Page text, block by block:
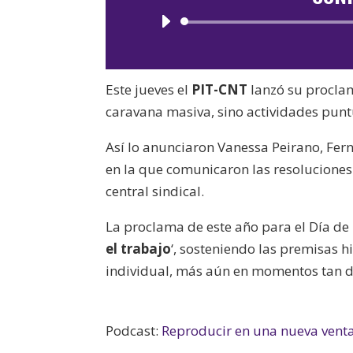
Este jueves el PIT-CNT lanzó su
caravana masiva, sino actividades
Así lo anunciaron Vanessa Peirano,
en la que comunicaron las
central sindical.
La proclama de este año para el Día
el trabajo‘, sosteniendo las
individual, más aún en momentos tan
Podcast: Reproducir en una nueva